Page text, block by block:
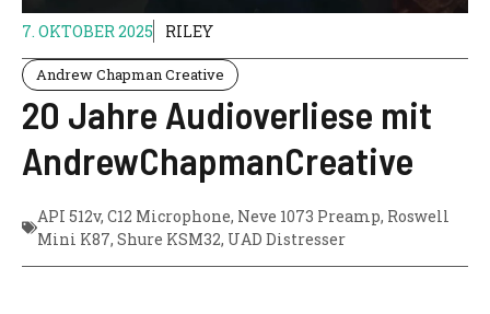
7. OKTOBER 2025 RILEY
Andrew Chapman Creative
20 Jahre Audioverliese mit
AndrewChapmanCreative
API 512v, C12 Microphone, Neve 1073 Preamp, Roswell
Mini K87, Shure KSM32, UAD Distresser